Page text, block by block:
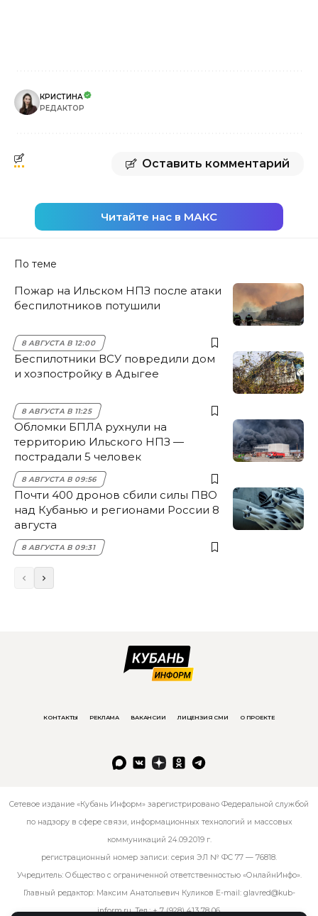
КРИСТИНА
РЕДАКТОР
Оставить комментарий
Читайте нас в МАКС
По теме
Пожар на Ильском НПЗ после атаки
беспилотников потушили
8 АВГУСТА В 12:00
Беспилотники ВСУ повредили дом
и хозпостройку в Адыгее
8 АВГУСТА В 11:25
Обломки БПЛА рухнули на
территорию Ильского НПЗ —
пострадали 5 человек
8 АВГУСТА В 09:56
Почти 400 дронов сбили силы ПВО
над Кубанью и регионами России 8
августа
8 АВГУСТА В 09:31
КОНТАКТЫ РЕКЛАМА ВАКАНСИИ ЛИЦЕНЗИЯ СМИ О ПРОЕКТЕ
Сетевое издание «Кубань Информ» зарегистрировано Федеральной службой
по надзору в сфере связи, информационных технологий и массовых
коммуникаций 24.09.2019 г.
регистрационный номер записи: серия ЭЛ № ФС 77 — 76818.
Учредитель: Общество с ограниченной ответственностью «ОнлайнИнфо».
Главный редактор: Максим Анатольевич Куликов E-mail: glavred@kub-
inform.ru. Тел.:+ 7 (928) 413 78 06.